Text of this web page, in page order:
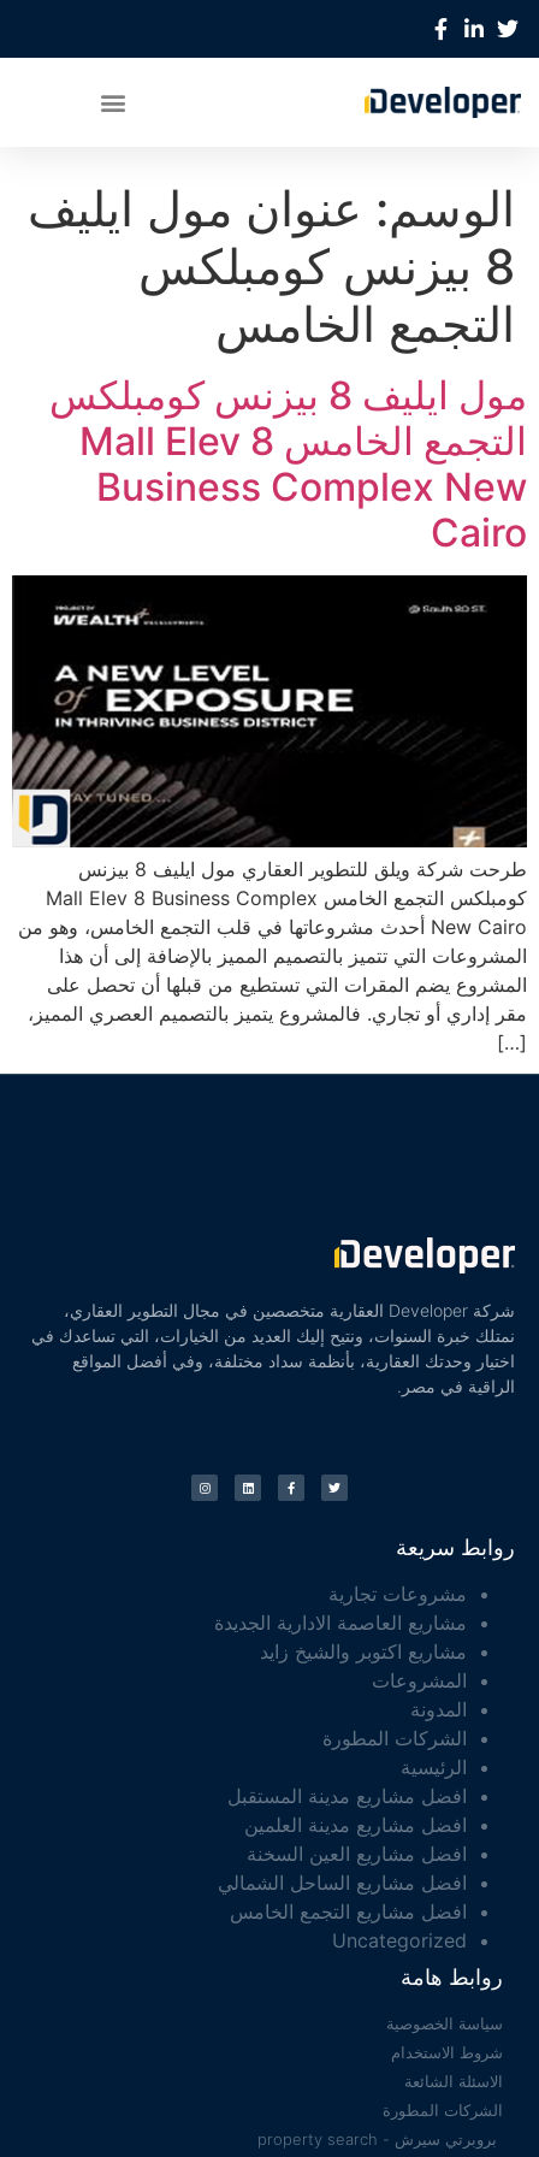
الوسم: عنوان مول ايليف
8 بيزنس كومبلكس
التجمع الخامس
مول ايليف 8 بيزنس كومبلكس
التجمع الخامس Mall Elev 8
Business Complex New
Cairo
طرحت شركة ويلق للتطوير العقاري مول ايليف 8 بيزنس
كومبلكس التجمع الخامس Mall Elev 8 Business Complex
New Cairo أحدث مشروعاتها في قلب التجمع الخامس، وهو من
المشروعات التي تتميز بالتصميم المميز بالإضافة إلى أن هذا
المشروع يضم المقرات التي تستطيع من قبلها أن تحصل على
مقر إداري أو تجاري. فالمشروع يتميز بالتصميم العصري المميز،
[…]
شركة Developer العقارية متخصصين في مجال التطوير العقاري،
نمتلك خبرة السنوات، ونتيح إليك العديد من الخيارات، التي تساعدك في
اختيار وحدتك العقارية، بأنظمة سداد مختلفة، وفي أفضل المواقع
الراقية في مصر.
روابط سريعة
مشروعات تجارية
مشاريع العاصمة الادارية الجديدة
مشاريع اكتوبر والشيخ زايد
المشروعات
المدونة
الشركات المطورة
الرئيسية
افضل مشاريع مدينة المستقبل
افضل مشاريع مدينة العلمين
افضل مشاريع العين السخنة
افضل مشاريع الساحل الشمالي
افضل مشاريع التجمع الخامس
Uncategorized
روابط هامة
سياسة الخصوصية
شروط الاستخدام
الاسئلة الشائعة
الشركات المطورة
بروبرتي سيرش - property search